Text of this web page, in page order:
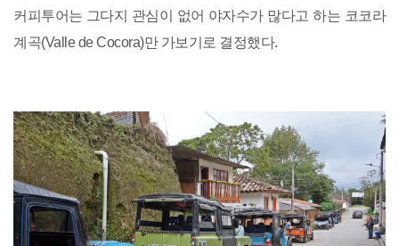
커피투어는 그다지 관심이 없어 야자수가 많다고 하는 코코라
계곡(Valle de Cocora)만 가보기로 결정했다.